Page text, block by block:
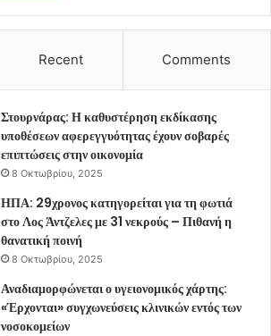
Recent Comments
Στουρνάρας: Η καθυστέρηση εκδίκασης
υποθέσεων αφερεγγυότητας έχουν σοβαρές
επιπτώσεις στην οικονομία
8 Οκτωβρίου, 2025
ΗΠΑ: 29χρονος κατηγορείται για τη φωτιά
στο Λος Άντζελες με 31 νεκρούς – Πιθανή η
θανατική ποινή
8 Οκτωβρίου, 2025
Αναδιαμορφώνεται ο υγειονομικός χάρτης:
«Έρχονται» συγχωνεύσεις κλινικών εντός των
νοσοκομείων